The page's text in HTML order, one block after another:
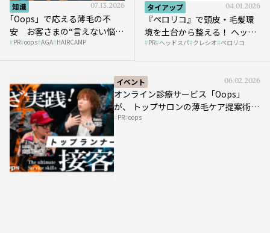
知識 07.13.2026
｢Oops」で応える薄毛の不
安 お客さまの“言えない悩
み”にどう向き合う？ ＃01
PR oops AGA HAIRCAMP
タイアップ 04.01.2026
『ペロリコ』で頭皮・毛髪環
境を土台から整える！ ヘッド
スパ比率1.5倍アップの秘策を
PR ヘッドスパ クレシオ ペロリコ
イベント 06.02.2026
オンライン診療サービス「Oops」
が、 トップサロンの薄毛ケア提案術を
HAIRCAMPで公開！
PR oops